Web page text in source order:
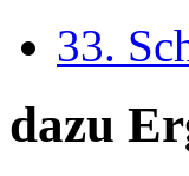
33.
dazu